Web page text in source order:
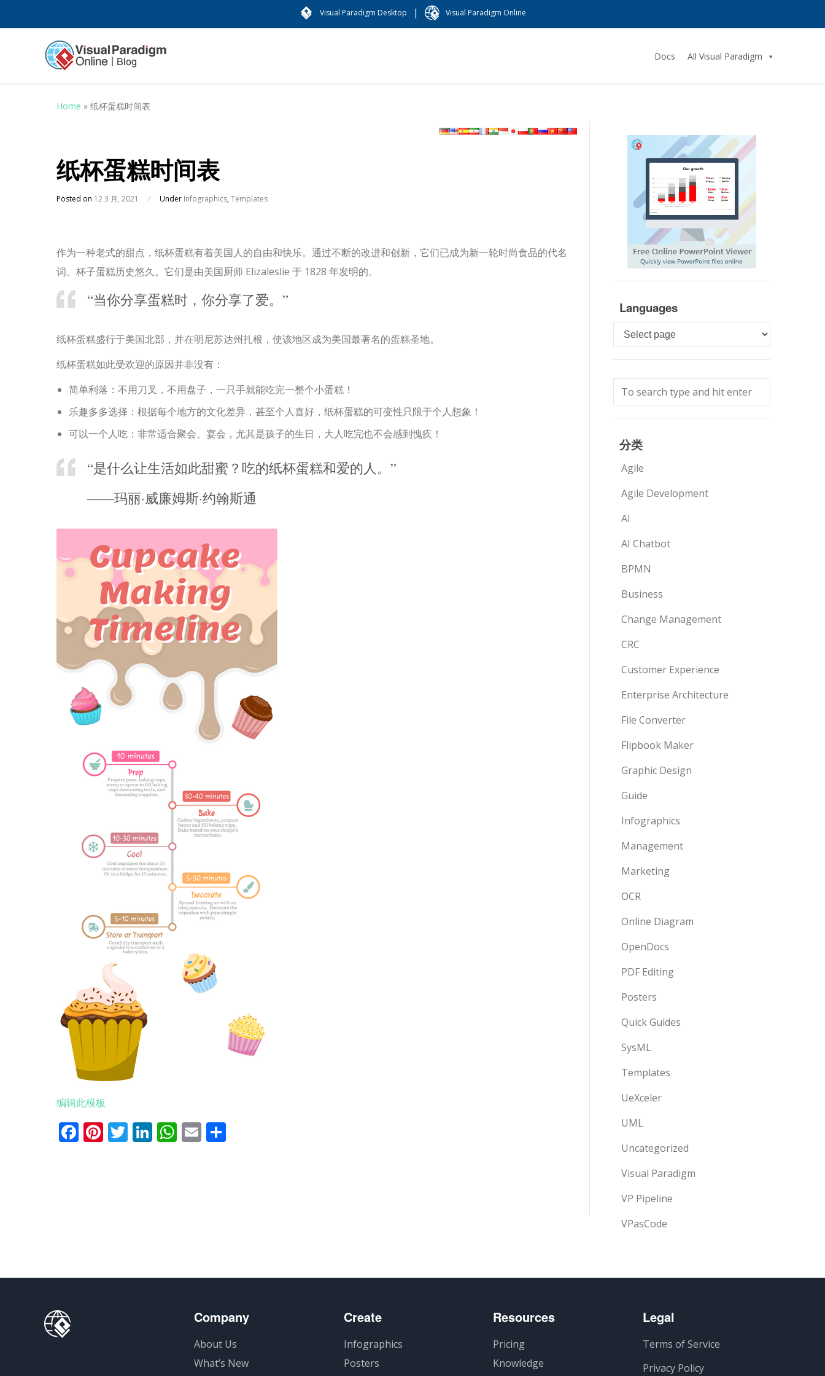
Visual Paradigm Desktop | Visual Paradigm Online
Docs All Visual Paradigm
Home » 纸杯蛋糕时间表
纸杯蛋糕时间表
Posted on 12 3 月, 2021 / Under Infographics,Templates
作为一种老式的甜点，纸杯蛋糕有着美国人的自由和快乐。 通过不断的改进和创新，它们已成为新一轮时尚食品的代名
词。杯子蛋糕历史悠久。它们是由美国厨师 Elizaleslie 于 1828 年发明的。
“当你分享蛋糕时，你分享了爱。”
纸杯蛋糕盛行于美国北部，并在明尼苏达州扎根，使该地区成为美国最著名的蛋糕圣地。
纸杯蛋糕如此受欢迎的原因并非没有：
简单利落：不用刀叉，不用盘子，一只手就能吃完一整个小蛋糕！
乐趣多多选择：根据每个地方的文化差异，甚至个人喜好，纸杯蛋糕的可变性只限于个人想象！
可以一个人吃：非常适合聚会、宴会，尤其是孩子的生日，大人吃完也不会感到愧疚！
“是什么让生活如此甜蜜？吃的纸杯蛋糕和爱的人。”
——玛丽·威廉姆斯·约翰斯通
编辑此模板
Facebook
Pinterest
Twitter
LinkedIn
WhatsApp
Email
Languages
Languages
分类
Agile
Agile Development
AI
AI Chatbot
BPMN
Business
Change Management
CRC
Customer Experience
Enterprise Architecture
File Converter
Flipbook Maker
Graphic Design
Guide
Infographics
Management
Marketing
OCR
Online Diagram
OpenDocs
PDF Editing
Posters
Quick Guides
SysML
Templates
UeXceler
UML
Uncategorized
Visual Paradigm
VP Pipeline
VPasCode
Company
About Us
What’s New
Create
Infographics
Posters
Resources
Pricing
Knowledge
Legal
Terms of Service
Privacy Policy